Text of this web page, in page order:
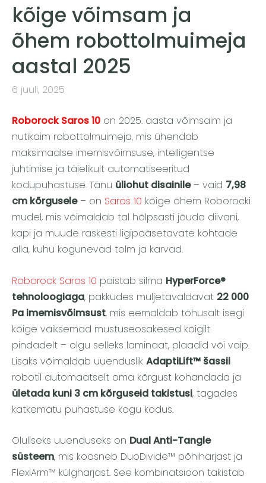
kõige võimsam ja
õhem robottolmuimeja
aastal 2025
6 juuli, 2025
Roborock Saros 10 on 2025. aasta võimsaim ja
nutikaim robottolmuimeja, mis ühendab
maksimaalse imemisvõimsuse, intelligentse
juhtimise ja täielikult automatiseeritud
kodupuhastuse. Tänu üliohut disainile– vaid 7,98
cm kõrgusele– on Saros 10 kõige õhem Roborocki
mudel, mis võimaldab tal hõlpsasti jõuda diivani,
kapi ja muude raskesti ligipääsetavate kohtade
alla, kuhu kogunevad tolm ja karvad.
Roborock Saros 10 paistab silma HyperForce®
tehnoloogiaga, pakkudes muljetavaldavat 22 000
Pa imemisvõimsust, mis eemaldab tõhusalt isegi
kõige väiksemad mustuseosakesed kõigilt
pindadelt – olgu selleks laminaat, plaadid või vaip.
Lisaks võimaldab uuenduslik AdaptiLift™ šassii
robotil automaatselt oma kõrgust kohandada ja
ületada kuni 3 cm kõrguseid takistusi, tagades
katkematu puhastuse kogu kodus.
Oluliseks uuenduseks on Dual Anti-Tangle
süsteem, mis koosneb DuoDivide™ põhiharjast ja
FlexiArm™ külgharjast. See kombinatsioon takistab